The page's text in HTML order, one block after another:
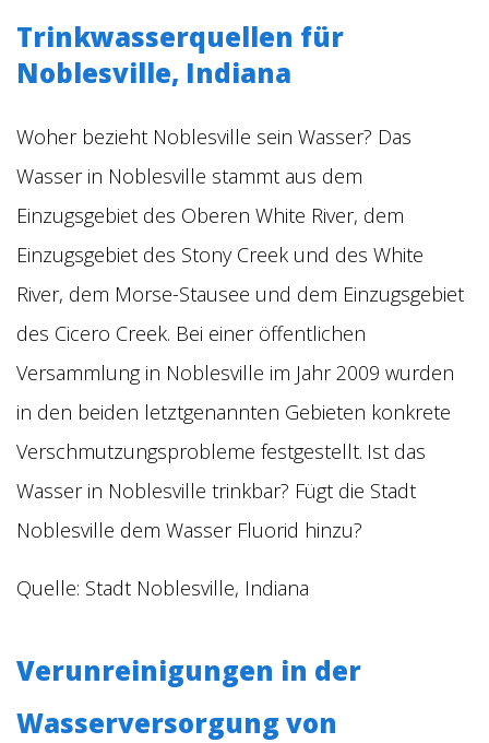
Trinkwasserquellen für
Noblesville, Indiana
Woher bezieht Noblesville sein Wasser? Das
Wasser in Noblesville stammt aus dem
Einzugsgebiet des Oberen White River, dem
Einzugsgebiet des Stony Creek und des White
River, dem Morse-Stausee und dem Einzugsgebiet
des Cicero Creek. Bei einer öffentlichen
Versammlung in Noblesville im Jahr 2009 wurden
in den beiden letztgenannten Gebieten konkrete
Verschmutzungsprobleme festgestellt. Ist das
Wasser in Noblesville trinkbar? Fügt die Stadt
Noblesville dem Wasser Fluorid hinzu?
Quelle: Stadt Noblesville, Indiana
Verunreinigungen in der
Wasserversorgung von